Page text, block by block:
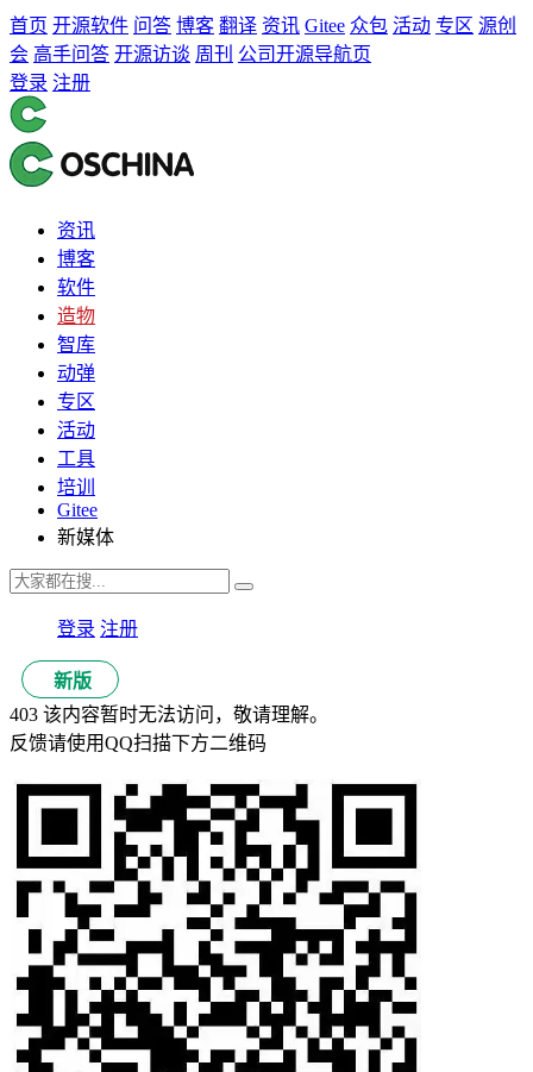
首页 开源软件 问答 博客 翻译 资讯 Gitee 众包 活动 专区 源创
会 高手问答 开源访谈 周刊 公司开源导航页
登录 注册
资讯
博客
软件
造物
智库
动弹
专区
活动
工具
培训
Gitee
新媒体
登录 注册
新版
403 该内容暂时无法访问，敬请理解。
反馈请使用QQ扫描下方二维码